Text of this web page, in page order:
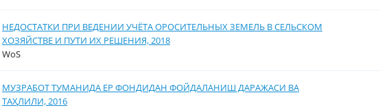
НЕДОСТАТКИ ПРИ ВЕДЕНИИ УЧЁТА ОРОСИТЕЛЬНЫХ ЗЕМЕЛЬ В СЕЛЬСКОМ
ХОЗЯЙСТВЕ И ПУТИ ИХ РЕШЕНИЯ, 2018
WoS
МУЗРАБОТ ТУМАНИДА ЕР ФОНДИДАН ФОЙДАЛАНИШ ДАРАЖАСИ ВА
ТАҲЛИЛИ, 2016